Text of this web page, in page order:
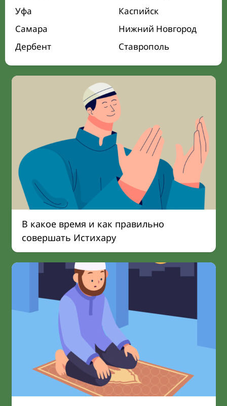
Уфа
Каспийск
Самара
Нижний Новгород
Дербент
Ставрополь
В какое время и как правильно
совершать Истихару